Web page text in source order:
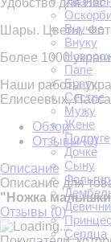
Внучке
Внуку
Папе
Брату
Сестре
Мужу
Жене
Подруге
Дочке
Сыну
Сердца
Шары. Цветы.
Более 1000
Наши работы
Елисеевых,
Обзор
Отзывы (0)
Описание
Описание для
"Ножка
Отзывы (0)